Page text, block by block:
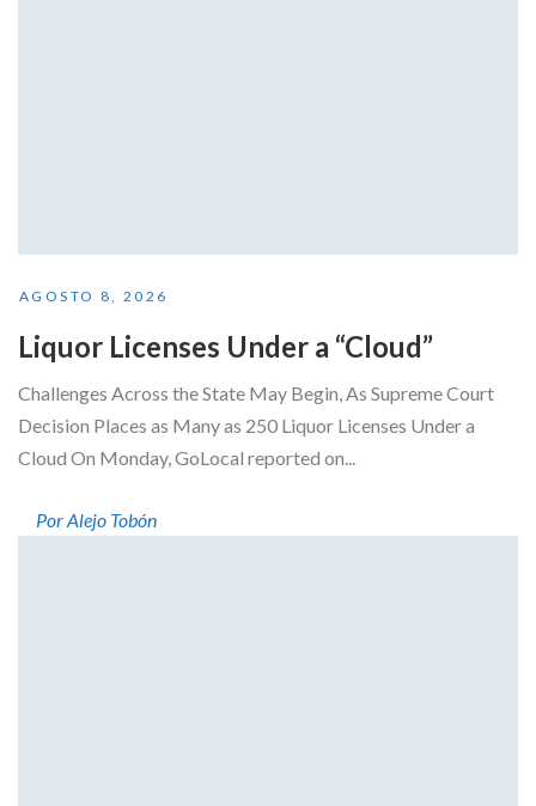
AGOSTO 8, 2026
Liquor Licenses Under a “Cloud”
Challenges Across the State May Begin, As Supreme Court
Decision Places as Many as 250 Liquor Licenses Under a
Cloud On Monday, GoLocal reported on...
Por Alejo Tobón